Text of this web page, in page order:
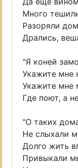
Много
Разоряли
Дрались,
"Я коней
Укажите мне
Укажите мне
Где поют, а
"О таких
Не слыхали
Долго жить
Привыкали